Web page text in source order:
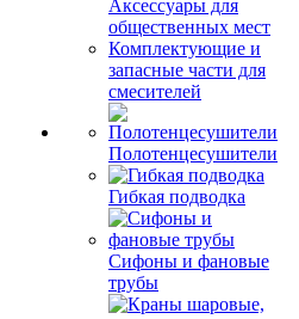
Аксессуары для
общественных мест
Комплектующие и
запасные части для
смесителей
Полотенцесушители
Гибкая подводка
Сифоны и фановые
трубы